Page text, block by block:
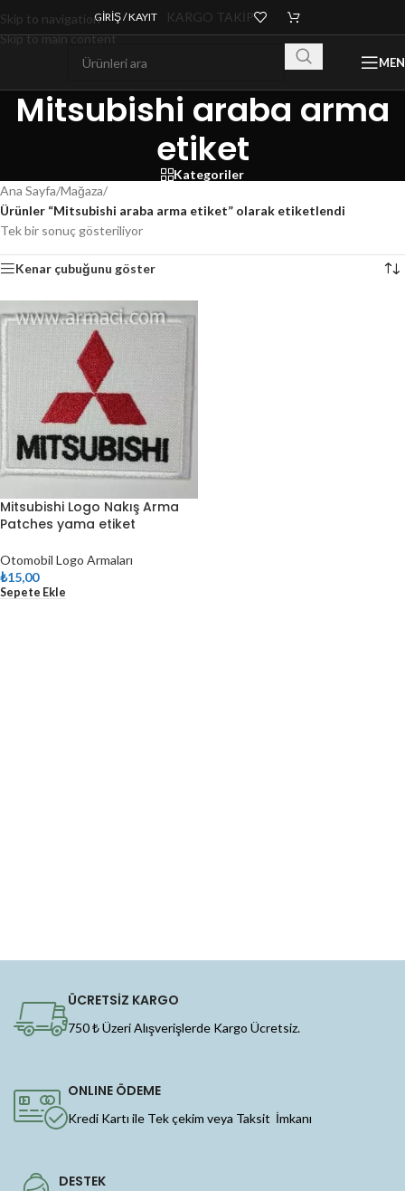
Skip to navigation
Skip to main content
GIRIŞ / KAYIT KARGO TAKİP
Mitsubishi araba arma
etiket
Kategoriler
Ana Sayfa/Mağaza/
Ürünler “Mitsubishi araba arma etiket” olarak etiketlendi
Tek bir sonuç gösteriliyor
Kenar çubuğunu göster
Mitsubishi Logo Nakış Arma
Patches yama etiket
Otomobil Logo Armaları
₺15,00
Sepete Ekle
ÜCRETSİZ KARGO
750 ₺ Üzeri Alışverişlerde Kargo Ücretsiz.
ONLINE ÖDEME
Kredi Kartı ile Tek çekim veya Taksit İmkanı
DESTEK